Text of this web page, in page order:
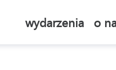
wydarzenia o